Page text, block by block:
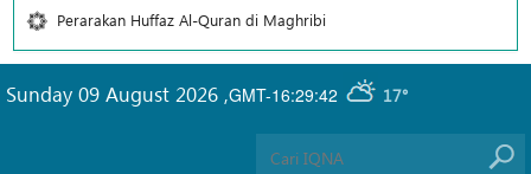
Perarakan Huffaz Al-Quran di Maghribi
GMT-16:29:42 17°
Sunday 09 August 2026 ,